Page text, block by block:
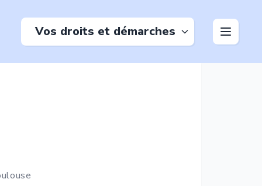
Vos droits et démarches